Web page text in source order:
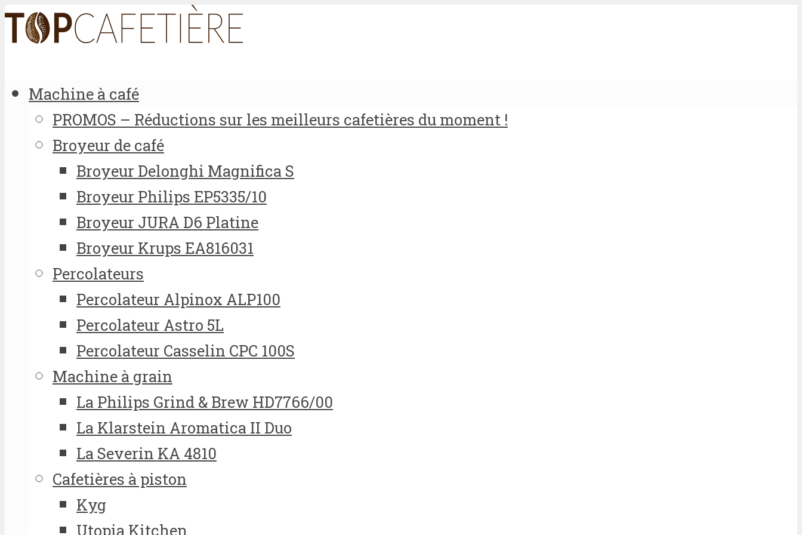
Machine à café
PROMOS – Réductions sur les meilleurs cafetières du moment !
Broyeur de café
Broyeur Delonghi Magnifica S
Broyeur Philips EP5335/10
Broyeur JURA D6 Platine
Broyeur Krups EA816031
Percolateurs
Percolateur Alpinox ALP100
Percolateur Astro 5L
Percolateur Casselin CPC 100S
Machine à grain
La Philips Grind & Brew HD7766/00
La Klarstein Aromatica II Duo
La Severin KA 4810
Cafetières à piston
Kyg
Utopia Kitchen